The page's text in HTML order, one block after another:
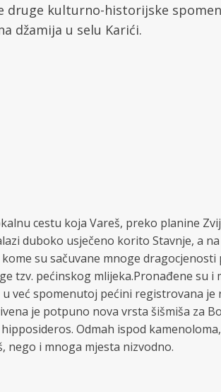
druge kulturno-historijske
džamija u selu Karići.
cestu koja Vareš, preko planine
duboko usječeno korito Stavnje, a
su sačuvane mnoge
tzv. pećinskog mlijeka.Pronađene su i
već spomenutoj pećini registrovana je
je potpuno nova vrsta šišmiša za
Odmah ispod
nego i mnoga mjesta nizvodno.